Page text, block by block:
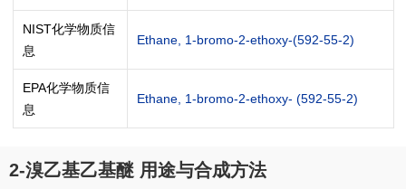
NIST化学物质信
息
Ethane, 1-bromo-2-ethoxy-(592-55-2)
EPA化学物质信
息
Ethane, 1-bromo-2-ethoxy- (592-55-2)
2-溴乙基乙基醚 用途与合成方法